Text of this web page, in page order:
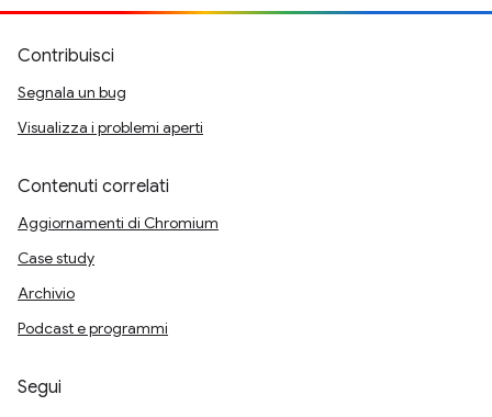
Contribuisci
Segnala un bug
Visualizza i problemi aperti
Contenuti correlati
Aggiornamenti di Chromium
Case study
Archivio
Podcast e programmi
Segui